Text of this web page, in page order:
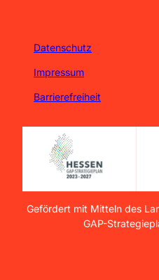
Datenschutz
Impressum
Barrierefreiheit
Gefördert mit Mitteln des
GAP-